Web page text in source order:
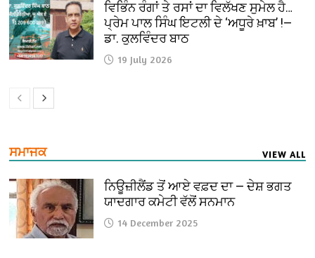
ਵਿਭਿੰਨ ਰੰਗਾਂ ਤੇ ਰਸਾਂ ਦਾ ਵਿਲੱਖਣ ਸੁਮੇਲ ਹੈ…
ਪ੍ਰੇਮ ਪਾਲ ਸਿੰਘ ਇਟਲੀ ਦੇ ‘ਅਧੂਰੇ ਖ਼ਾਬ’ !—
ਡਾ. ਕੁਲਵਿੰਦਰ ਬਾਠ
19 July 2026
ਸਮਾਜਕ VIEW ALL
ਨਿਊਜ਼ੀਲੈਂਡ ਤੋਂ ਆਏ ਵਫ਼ਦ ਦਾ — ਦੇਸ਼ ਭਗਤ
ਯਾਦਗਾਰ ਕਮੇਟੀ ਵੱਲੋਂ ਸਨਮਾਨ
14 December 2025